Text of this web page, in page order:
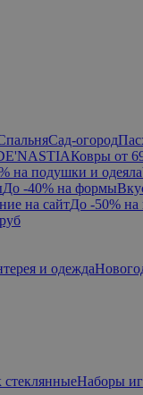
Сад-огород
Ковры от
на подушки и одеяла
До -40% на формы
на сайтДо -50% на
и одежда
Наборы